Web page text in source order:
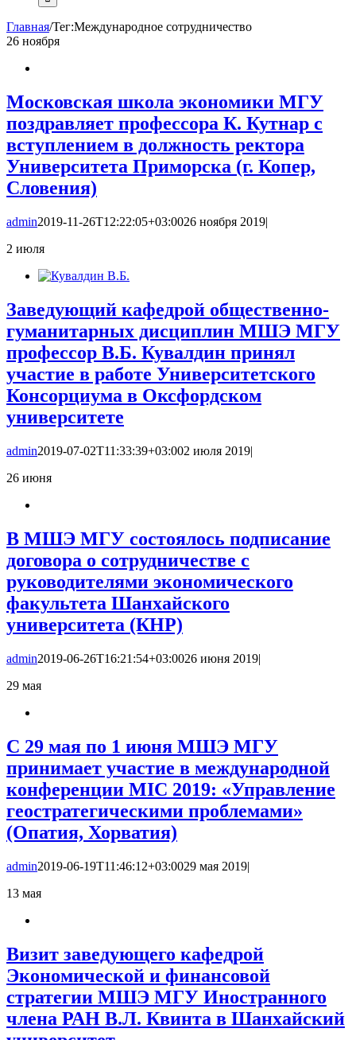
Главная/Тег:Международное сотрудничество
26 ноября
Московская школа экономики МГУ
поздравляет профессора К. Кутнар с
вступлением в должность ректора
Университета Приморска (г. Копер,
Словения)
admin2019-11-26T12:22:05+03:0026 ноября 2019|
2 июля
Заведующий кафедрой общественно-
гуманитарных дисциплин МШЭ МГУ
профессор В.Б. Кувалдин принял
участие в работе Университетского
Консорциума в Оксфордском
университете
admin2019-07-02T11:33:39+03:002 июля 2019|
26 июня
В МШЭ МГУ состоялось подписание
договора о сотрудничестве с
руководителями экономического
факультета Шанхайского
университета (КНР)
admin2019-06-26T16:21:54+03:0026 июня 2019|
29 мая
С 29 мая по 1 июня МШЭ МГУ
принимает участие в международной
конференции MIC 2019: «Управление
геостратегическими проблемами»
(Опатия, Хорватия)
admin2019-06-19T11:46:12+03:0029 мая 2019|
13 мая
Визит заведующего кафедрой
Экономической и финансовой
стратегии МШЭ МГУ Иностранного
члена РАН В.Л. Квинта в Шанхайский